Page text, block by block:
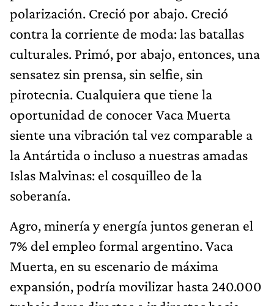
polarización. Creció por abajo. Creció
contra la corriente de moda: las batallas
culturales. Primó, por abajo, entonces, una
sensatez sin prensa, sin selfie, sin
pirotecnia. Cualquiera que tiene la
oportunidad de conocer Vaca Muerta
siente una vibración tal vez comparable a
la Antártida o incluso a nuestras amadas
Islas Malvinas: el cosquilleo de la
soberanía.
Agro, minería y energía juntos generan el
7% del empleo formal argentino. Vaca
Muerta, en su escenario de máxima
expansión, podría movilizar hasta 240.000